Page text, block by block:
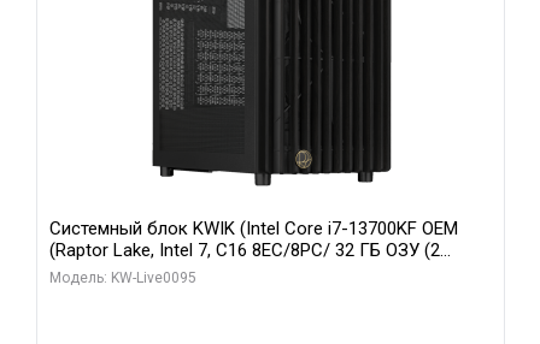
Системный блок KWIK (Intel Core i7-13700KF OEM
(Raptor Lake, Intel 7, C16 8EC/8PC/ 32 ГБ ОЗУ (2
модуля)/ Afox RTX4090 24GB GDDR6X 384-Bit 3xDP
Модель: KW-Live0095